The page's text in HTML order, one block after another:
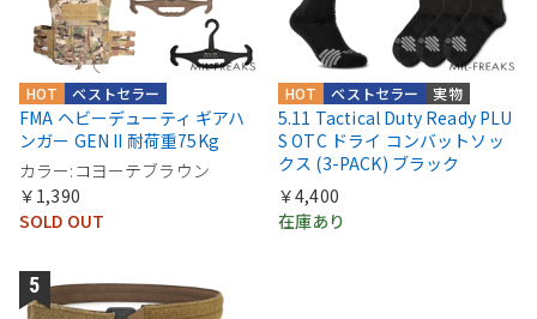
ベストセラー
HOT
FMA ヘビーデューティ ギアハ
ンガー GEN II 耐荷重75Kg
カラー:コヨーテブラウン
￥1,390
SOLD OUT
実物
ベストセラー
HOT
5.11 Tactical Duty Ready PLU
S OTC ドライ コンバットソッ
クス (3-PACK) ブラック
￥4,400
在庫あり